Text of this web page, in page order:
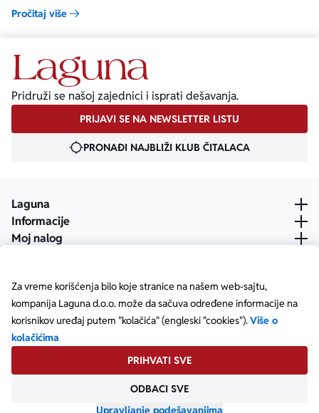
Za vreme korišćenja bilo koje stranice na našem web-sajtu,
kompanija Laguna d.o.o. može da sačuva određene informacije na
korisnikov uređaj putem "kolačića" (engleski "cookies").Više o
kolačićima
PRIHVATI SVE
ODBACI SVE
Upravljanje podešavanjima
umetnosti.
Pročitaj više
Pridruži se našoj zajednici i isprati dešavanja.
PRIJAVI SE NA NEWSLETTER LISTU
PRONAĐI NAJBLIŽI KLUB ČITALACA
Laguna
Informacije
Moj nalog
Copyright © Laguna d.o.o. Starine Novaka 23, Beograd •
Matični broj: 17414844
Posetite našu Facebook stranicu
Posetite našu X stranicu
Posetite našu Instagram stranicu
Posetite naš YouTube
Posetite našu TikTok stranicu
Posetite našu LinkedIn stranicu